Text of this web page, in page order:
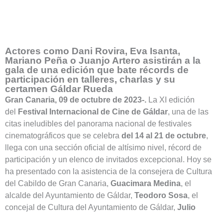
Actores como Dani Rovira, Eva Isanta,
Mariano Peña o Juanjo Artero asistirán a la
gala de una edición que bate récords de
participación en talleres, charlas y su
certamen Gáldar Rueda
Gran Canaria, 09 de octubre de 2023-. La XI edición
del
Festival Internacional de Cine de Gáldar, una de las
citas ineludibles del panorama nacional de festivales
cinematográficos que se celebra del 14 al 21 de octubre,
llega con una sección oficial de altísimo nivel, récord de
participación y un elenco de invitados excepcional. Hoy se
ha presentado con la asistencia de la consejera de Cultura
del Cabildo de Gran Canaria, Guacimara Medina, el
alcalde del Ayuntamiento de Gáldar, Teodoro Sosa, el
concejal de Cultura del Ayuntamiento de Gáldar, Julio